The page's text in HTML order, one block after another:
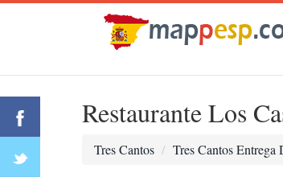
Restaurante Los
Tres Cantos Tres Cantos Entrega